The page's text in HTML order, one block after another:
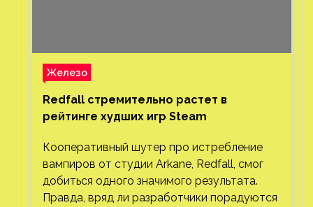
Железо
Redfall стремительно растет в
рейтинге худших игр Steam
Кооперативный шутер про истребление
вампиров от студии Arkane, Redfall, смог
добиться одного значимого результата.
Правда, вряд ли разработчики порадуются